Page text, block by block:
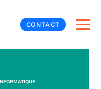
CONTACT